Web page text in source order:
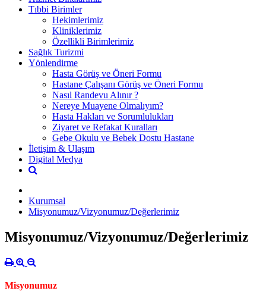
Tıbbi Birimler
Hekimlerimiz
Kliniklerimiz
Özellikli Birimlerimiz
Sağlık Turizmi
Yönlendirme
Hasta Görüş ve Öneri Formu
Hastane Çalışanı Görüş ve Öneri Formu
Nasıl Randevu Alınır ?
Nereye Muayene Olmalıyım?
Hasta Hakları ve Sorumlulukları
Ziyaret ve Refakat Kuralları
Gebe Okulu ve Bebek Dostu Hastane
İletişim & Ulaşım
Digital Medya
Kurumsal
Misyonumuz/Vizyonumuz/Değerlerimiz
Misyonumuz/Vizyonumuz/Değerlerimiz
Misyonumuz